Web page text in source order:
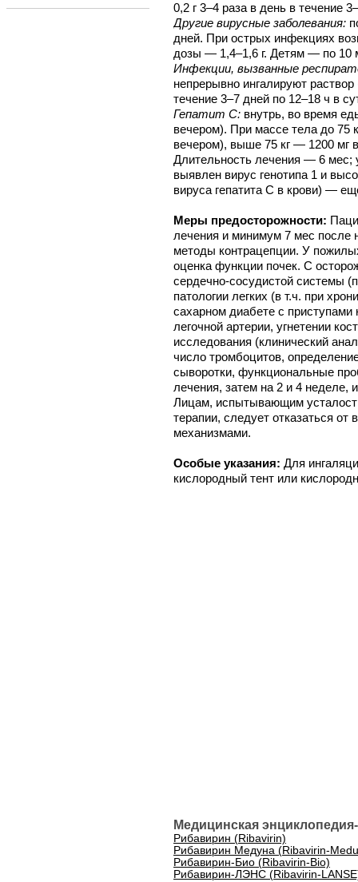
0,2 г 3–4 раза в день в течение
Другие вирусные заболевания:
дней. При острых инфекциях
дозы — 1,4–1,6 г. Детям — по 10
Инфекции, вызванные
непрерывно ингалируют
течение 3–7 дней по 12–18 ч в
Гепатит C: внутрь, во время
вечером). При массе тела до 75
вечером), выше 75 кг — 1200 мг
Длительность лечения — 6 мес;
выявлен вирус генотипа 1 и
вируса гепатита С в крови) —
Меры предосторожности:
лечения и минимум 7 мес после
методы контрацепции. У
оценка функции почек. С
сердечно-сосудистой системы
патологии легких (в т.ч. при
сахарном диабете с
легочной артерии, угнетении
исследования (клинический
число тромбоцитов,
сыворотки, функциональные
лечения, затем на 2 и 4 неделе,
Лицам, испытывающим
терапии, следует отказаться
механизмами.
Особые указания: Для
кислородный тент или
Медицинская
Рибавирин (Ribavirin)
Рибавирин Медуна (Ribavirin-
Рибавирин-Био (Ribavirin-Bio)
Рибавирин-ЛЭНС (Ribavirin-